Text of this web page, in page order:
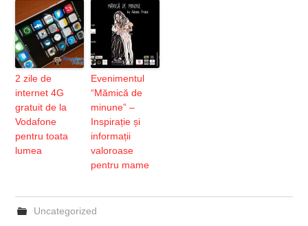
2 zile de
internet 4G
gratuit de la
Vodafone
pentru toata
lumea
Evenimentul
“Mămică de
minune” –
Inspirație și
informații
valoroase
pentru mame
Uncategorized